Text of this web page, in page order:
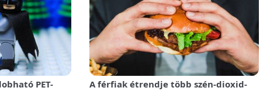
PET-
A férfiak étrendje több szén-dioxid-